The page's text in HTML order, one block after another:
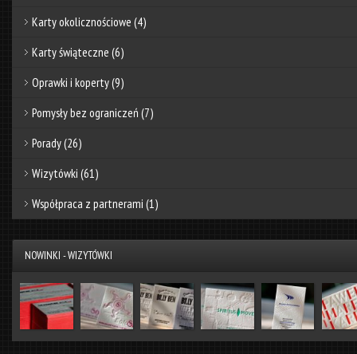
Karty okolicznościowe (4)
Karty świąteczne (6)
Oprawki i koperty(9)
Pomysły bez ograniczeń (7)
Porady(26)
Wizytówki (61)
Współpraca z partnerami (1)
NOWINKI - WIZYTÓWKI